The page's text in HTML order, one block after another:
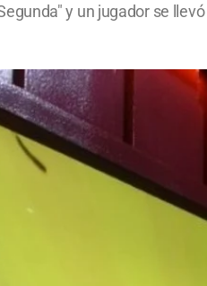
y un jugador se